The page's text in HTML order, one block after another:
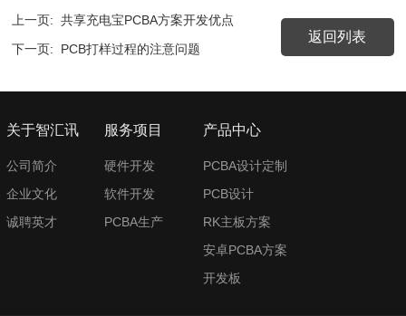
返回列表
上一页:共享充电宝PCBA方案开发优点
下一页: PCB打样过程的注意问题
关于智汇讯
公司简介
企业文化
诚聘英才
服务项目
硬件开发
软件开发
PCBA生产
产品中心
PCBA设计定制
PCB设计
RK主板方案
安卓PCBA方案
开发板